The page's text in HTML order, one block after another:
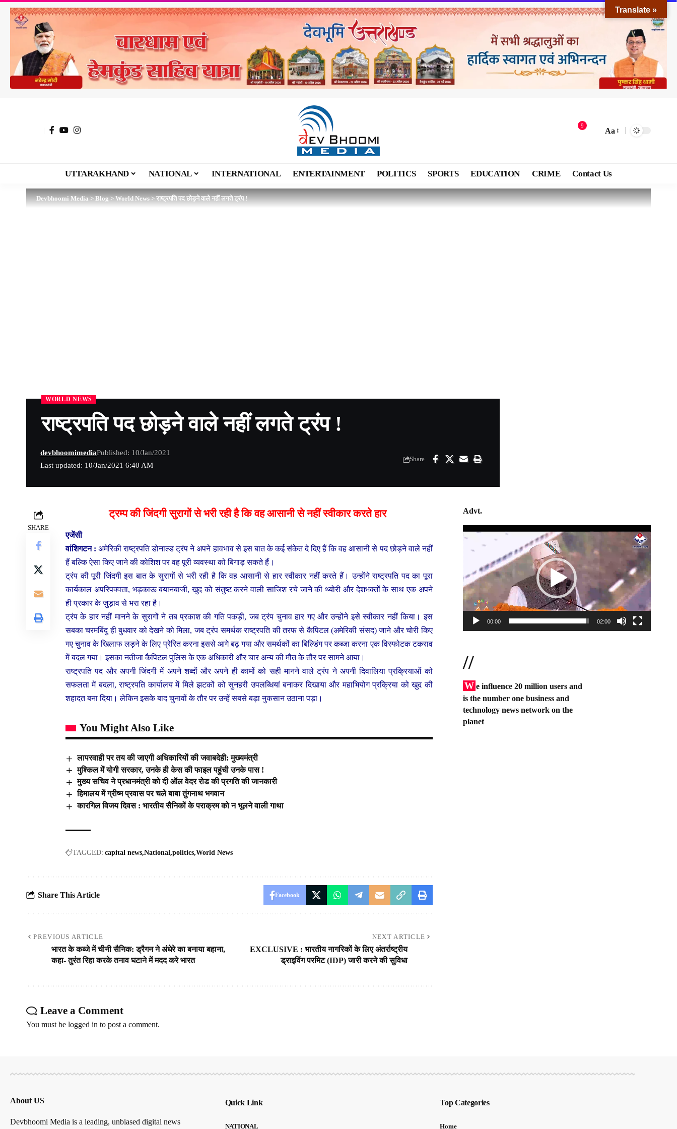
9
Aa
UTTARAKHAND NATIONAL INTERNATIONAL ENTERTAINMENT POLITICS SPORTS EDUCATION CRIME Contact Us
Devbhoomi Media>Blog>World News>राष्ट्रपति पद छोड़ने वाले नहीं लगते ट्रंप !
WORLD NEWS
राष्ट्रपति पद छोड़ने वाले नहीं लगते ट्रंप !
Last updated: 10/Jan/2021 6:40 AM
devbhoomimediaPublished: 10/Jan/2021
Share
SHARE
ट्रम्प की जिंदगी सुरागों से भरी रही है कि वह आसानी से नहीं स्वीकार करते हार
एजेंसी
वांशिगटन : अमेरिकी राष्ट्रपति डोनाल्ड ट्रंप ने अपने हावभाव से इस बात के कई संकेत दे दिए हैं कि वह आसानी से पद छोड़ने वाले नहीं
हैं बल्कि ऐसा किए जाने की कोशिश पर वह पूरी व्यवस्था को बिगाड़ सकते हैं।
ट्रंप की पूरी जिंदगी इस बात के सुरागों से भरी रही है कि वह आसानी से हार स्वीकार नहीं करते हैं। उन्होंने राष्ट्रपति पद का पूरा
कार्यकाल अपरिपक्वता, भड़काऊ बयानबाजी, खुद को संतुष्ट करने वाली साजिश रचे जाने की थ्योरी और देशभक्तों के साथ एक अपने
ही प्रकार के जुड़ाव से भरा रहा है।
ट्रंप के हार नहीं मानने के सुरागों ने तब प्रकाश की गति पकड़ी, जब ट्रंप चुनाव हार गए और उन्होंने इसे स्वीकार नहीं किया। इस
सबका चरमबिंदु ही बुधवार को देखने को मिला, जब ट्रंप समर्थक राष्ट्रपति की तरफ से कैपिटल (अमेरिकी संसद) जाने और चोरी किए
गए चुनाव के खिलाफ लड़ने के लिए प्रेरित करना इससे आगे बढ़ गया और समर्थकों का बिल्डिंग पर कब्जा करना एक विस्फोटक टकराव
में बदल गया। इसका नतीजा कैपिटल पुलिस के एक अधिकारी और चार अन्य की मौत के तौर पर सामने आया।
राष्ट्रपति पद और अपनी जिंदगी में अपने शब्दों और अपने ही कामों को सही मानने वाले ट्रंप ने अपनी दिवालिया प्रक्रियाओं को
सफलता में बदला, राष्ट्रपति कार्यालय में मिले झटकों को सुनहरी उपलब्धियां बनाकर दिखाया और महाभियोग प्रक्रिया को खुद की
शहादत बना दिया। लेकिन इसके बाद चुनावों के तौर पर उन्हें सबसे बड़ा नुकसान उठाना पड़ा।
You Might Also Like
लापरवाही पर तय की जाएगी अधिकारियों की जवाबदेही: मुख्यमंत्री
मुश्किल में योगी सरकार, उनके ही केस की फाइल पहुंची उनके पास !
मुख्य सचिव ने प्रधानमंत्री को दी ऑल वेदर रोड की प्रगति की जानकारी
हिमालय में ग्रीष्म प्रवास पर चले बाबा तुंगनाथ भगवान
कारगिल विजय दिवस : भारतीय सैनिकों के पराक्रम को न भूलने वाली गाथा
TAGGED: capital news National politics World News
Share This Article Facebook
PREVIOUS ARTICLE
भारत के कब्जे में चीनी सैनिक: ड्रैगन ने अंधेरे का बनाया बहाना,
कहा- तुरंत रिहा करके तनाव घटाने में मदद करे भारत
NEXT ARTICLE
EXCLUSIVE : भारतीय नागरिकों के लिए अंतर्राष्ट्रीय
ड्राइविंग परमिट (IDP) जारी करने की सुविधा
Leave a Comment
You must be logged in to post a comment.
Advt.
Video
00:00 02:00
//
W e influence 20 million users and
is the number one business and
technology news network on the
planet
About US
Devbhoomi Media is a leading, unbiased digital news
Quick Link
NATIONAL
Top Categories
Home
Translate »